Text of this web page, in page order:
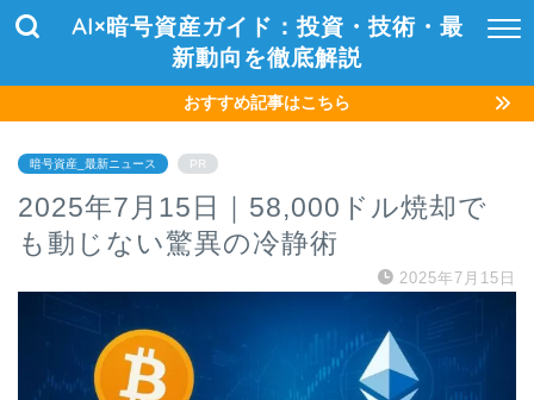
AI×暗号資産ガイド：投資・技術・最
新動向を徹底解説
おすすめ記事はこちら
暗号資産_最新ニュース PR
2025年7月15日｜58,000ドル焼却で
も動じない驚異の冷静術
2025年7月15日